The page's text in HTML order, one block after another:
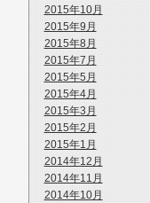
2015年10月
2015年9月
2015年8月
2015年7月
2015年5月
2015年4月
2015年3月
2015年2月
2015年1月
2014年12月
2014年11月
2014年10月